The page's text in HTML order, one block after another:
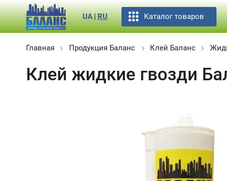
RU
|
UA Каталог товаров
Главная Продукция Баланс Клей Баланс
Клей жидкие гвозди